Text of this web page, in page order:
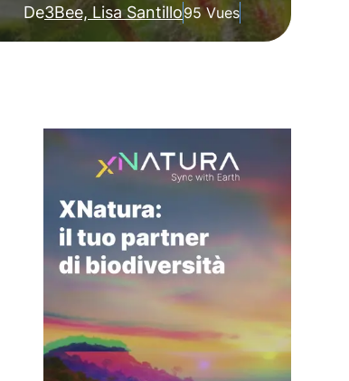
De3Bee, Lisa Santillo95 Vues